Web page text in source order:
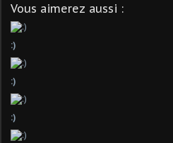
Vous aimerez aussi :
:)
:)
:)